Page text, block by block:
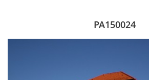
KDY, KDE A CO HRAJEME
PA150024